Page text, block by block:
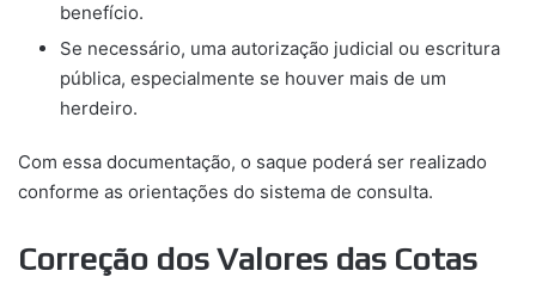
benefício.
Se necessário, uma autorização judicial ou escritura
pública, especialmente se houver mais de um
herdeiro.
Com essa documentação, o saque poderá ser realizado
conforme as orientações do sistema de consulta.
Correção dos Valores das Cotas